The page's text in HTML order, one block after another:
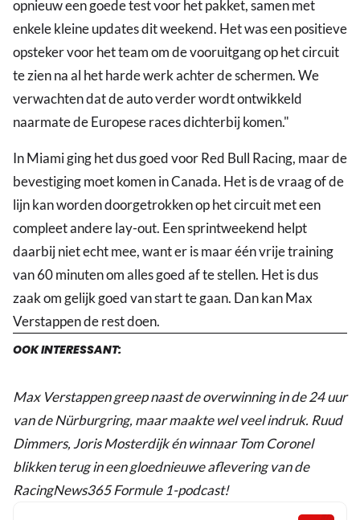
opnieuw een goede test voor het pakket, samen met
enkele kleine updates dit weekend. Het was een positieve
opsteker voor het team om de vooruitgang op het circuit
te zien na al het harde werk achter de schermen. We
verwachten dat de auto verder wordt ontwikkeld
naarmate de Europese races dichterbij komen."
In Miami ging het dus goed voor Red Bull Racing, maar de
bevestiging moet komen in Canada. Het is de vraag of de
lijn kan worden doorgetrokken op het circuit met een
compleet andere lay-out. Een sprintweekend helpt
daarbij niet echt mee, want er is maar één vrije training
van 60 minuten om alles goed af te stellen. Het is dus
zaak om gelijk goed van start te gaan. Dan kan Max
Verstappen de rest doen.
OOK INTERESSANT:
Max Verstappen greep naast de overwinning in de 24 uur
van de Nürburgring, maar maakte wel veel indruk. Ruud
Dimmers, Joris Mosterdijk én winnaar Tom Coronel
blikken terug in een gloednieuwe aflevering van de
RacingNews365 Formule 1-podcast!